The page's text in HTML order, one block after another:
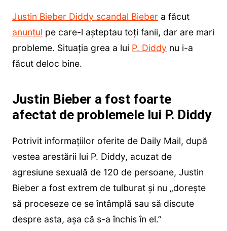
Justin Bieber Diddy scandal Biebera făcut
anunțul pe care-l așteptau toți fanii, dar are mari
probleme. Situația grea a lui P. Diddy nu i-a
făcut deloc bine.
Justin Bieber a fost foarte
afectat de problemele lui P. Diddy
Potrivit informațiilor oferite de Daily Mail, după
vestea arestării lui P. Diddy, acuzat de
agresiune sexuală de 120 de persoane, Justin
Bieber a fost extrem de tulburat și nu „dorește
să proceseze ce se întâmplă sau să discute
despre asta, așa că s-a închis în el.”